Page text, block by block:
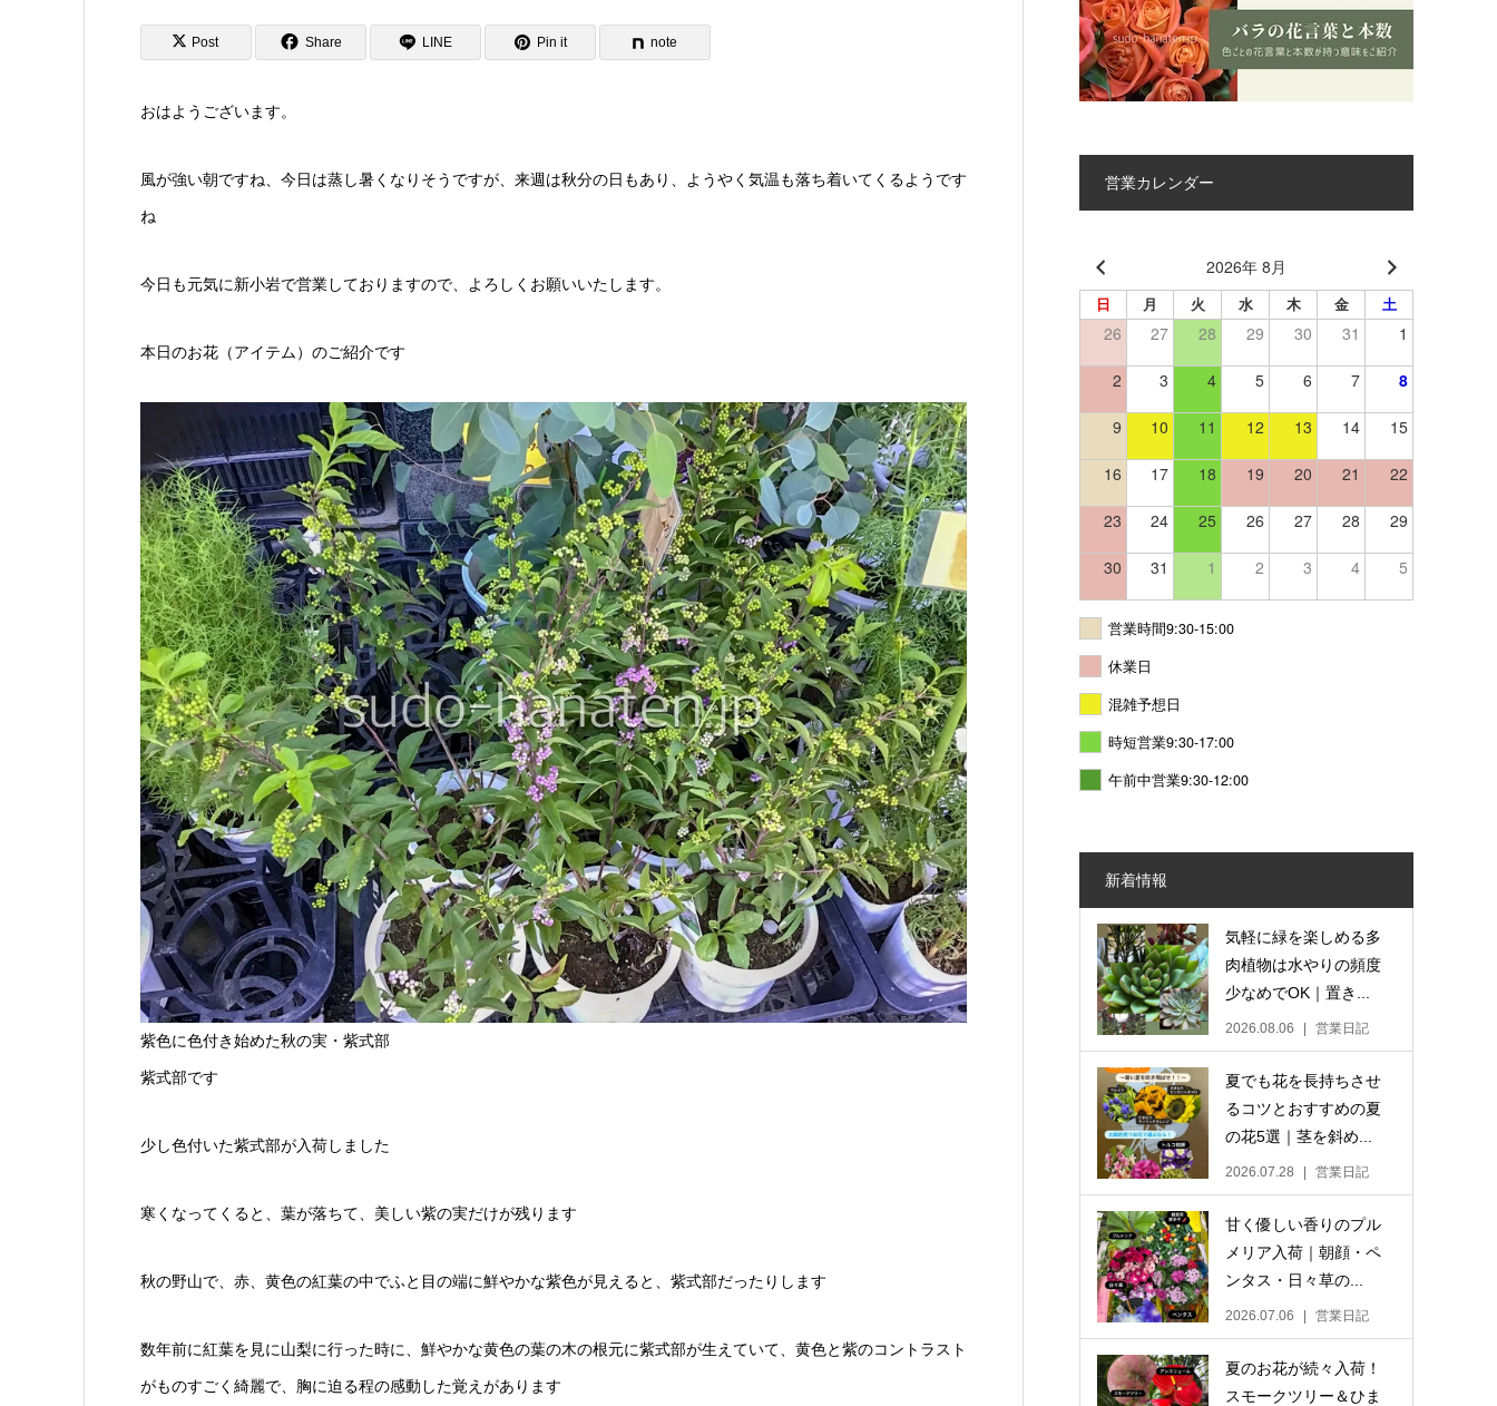
Post Share LINE Pin it note
おはようございます。
風が強い朝ですね、今日は蒸し暑くなりそうですが、来週は秋分の日もあり、ようやく気温も落ち着いてくるようです
ね
今日も元気に新小岩で営業しておりますので、よろしくお願いいたします。
本日のお花（アイテム）のご紹介です
紫色に色付き始めた秋の実・紫式部
紫式部です
少し色付いた紫式部が入荷しました
寒くなってくると、葉が落ちて、美しい紫の実だけが残ります
秋の野山で、赤、黄色の紅葉の中でふと目の端に鮮やかな紫色が見えると、紫式部だったりします
数年前に紅葉を見に山梨に行った時に、鮮やかな黄色の葉の木の根元に紫式部が生えていて、黄色と紫のコントラスト
がものすごく綺麗で、胸に迫る程の感動した覚えがあります
営業カレンダー
2026年 8月
日 月 火 水 木 金 土
26 27 28 29 30 31 1
2 3 4 5 6 7 8
9 10 11 12 13 14 15
16 17 18 19 20 21 22
23 24 25 26 27 28 29
30 31 1 2 3 4 5
営業時間9:30-15:00
休業日
混雑予想日
時短営業9:30-17:00
午前中営業9:30-12:00
新着情報
気軽に緑を楽しめる多
肉植物は水やりの頻度
少なめでOK｜置き...
2026.08.06 営業日記
夏でも花を長持ちさせ
るコツとおすすめの夏
の花5選｜茎を斜め...
2026.07.28 営業日記
甘く優しい香りのプル
メリア入荷｜朝顔・ペ
ンタス・日々草の...
2026.07.06 営業日記
夏のお花が続々入荷！
スモークツリー＆ひま